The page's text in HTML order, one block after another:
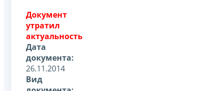
Документ
утратил
актуальность
Дата
документа:
26.11.2014
Вид